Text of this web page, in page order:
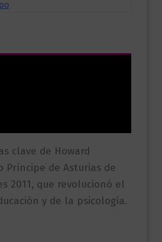
clave de Howard
Príncipe de Asturias de
2011, que revolucionó el
y de la psicología.